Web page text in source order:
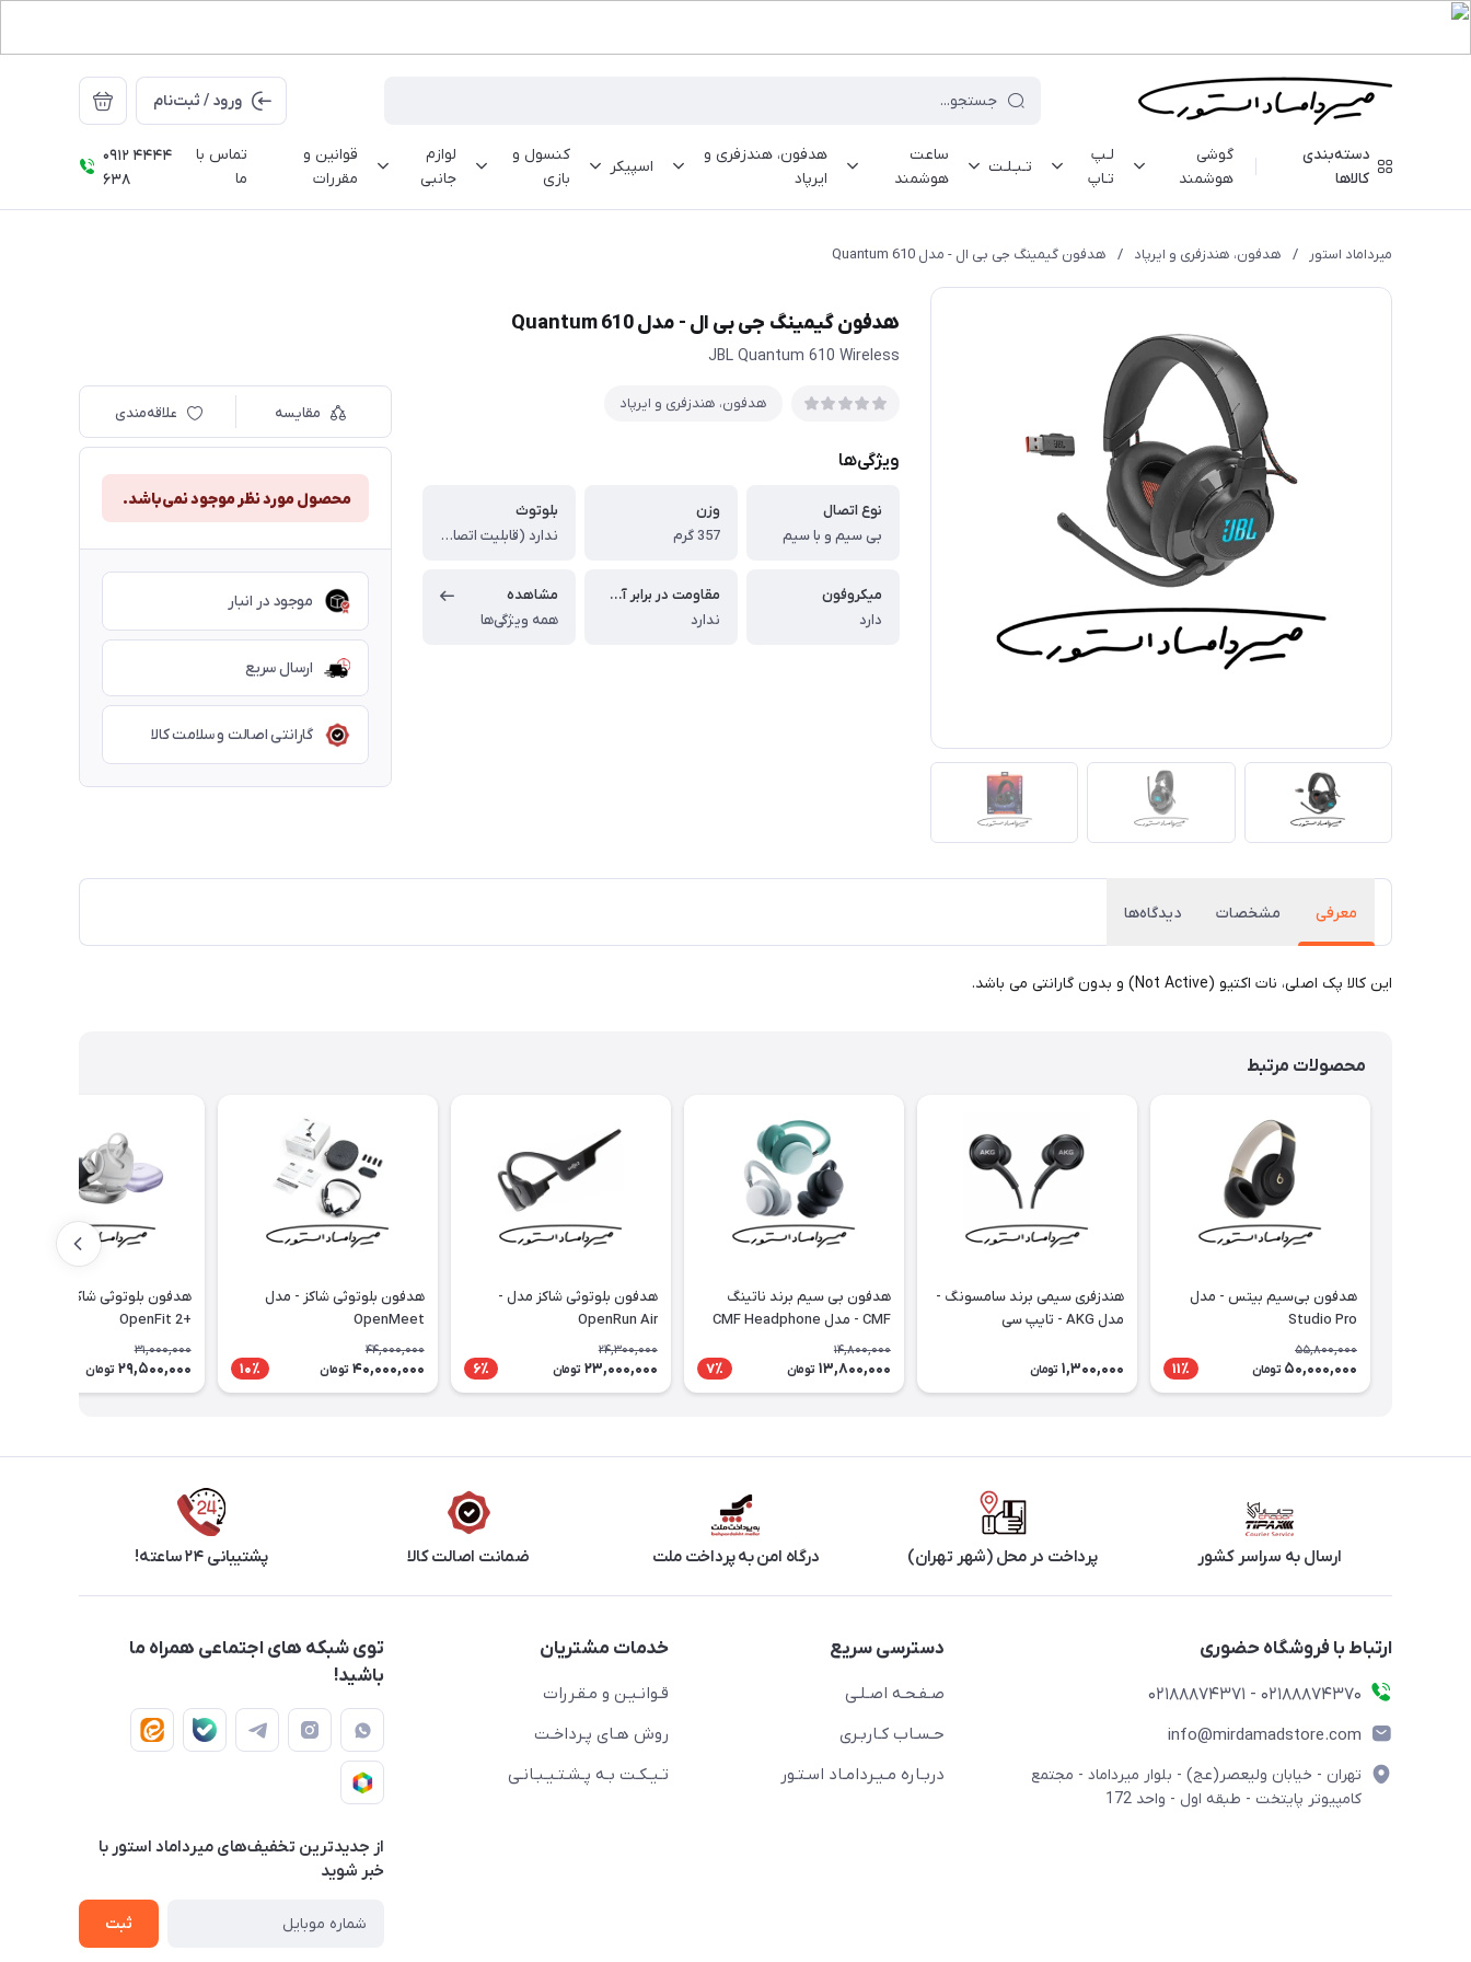
ورود / ثبت‌نام
دسته‌بندی
کالاها
گوشی
هوشمند
لـپ
تـاپ
تـبـلـت
ساعت
هوشمند
هدفون، هندزفری و
ایرپاد
اسپیکر
کنسول و
بازی
لوازم
جانبی
قوانین و
مقررات
تماس با
ما
0912 4444
638
میرداماد استور / هدفون، هندزفری و ایرپاد / هدفون گیمینگ جی بی ال - مدل Quantum 610
هدفون گیمینگ جی بی ال - مدل Quantum 610
JBL Quantum 610 Wireless
هدفون، هندزفری و ایرپاد
ویژگی‌ها
نوع اتصال
بی سیم و با سیم
وزن
357 گرم
بلوتوث
ندارد (قابلیت اتصال با دانگل)
میکروفون
دارد
مقاومت در برابر آب و گرد و غبار
ندارد
مشاهده
همه ویژگی‌ها
مقایسه علاقه‌مندی
محصول مورد نظر موجود نمی‌باشد.
موجود در انبار
ارسال سریع
گارانتی اصالت و سلامت کالا
معرفی مشخصات دیدگاه‌ها
این کالا پک اصلی، نات اکتیو (Not Active) و بدون گارانتی می باشد.
محصولات مرتبط
هدفون بی‌سیم بیتس - مدل
Studio Pro
55,800,000
50,000,000 تومان 11٪
هندزفری سیمی برند سامسونگ -
مدل AKG - تایپ سی
1,300,000 تومان
هدفون بی سیم برند ناتینگ
CMF - مدل CMF Headphone
14,800,000
13,800,000 تومان 7٪
هدفون بلوتوثی شاکز مدل -
OpenRun Air
24,300,000
23,000,000 تومان 6٪
هدفون بلوتوثی شاکز - مدل
OpenMeet
44,000,000
40,000,000 تومان 10٪
هدفون بلوتوثی شاکز - مدل
+OpenFit 2
31,000,000
29,500,000 تومان
ارسال به سراسر کشور پرداخت در محل (شهر تهران) درگاه امن به پرداخت ملت ضمانت اصالت کالا پشتیبانی ۲۴ ساعته!
ارتباط با فروشگاه حضوری
02188874370 - 02188874371
info@mirdamadstore.com
تهران - خیابان ولیعصر(عج) - بلوار میرداماد - مجتمع
کامپیوتر پایتخت - طبقه اول - واحد 172
دسترسی سریع
صـفـحـه اصـلـی
حـسـاب کـاربـری
دربـاره مـیـردامـاد اسـتـور
خدمات مشتریان
قـوانـیـن و مـقـررات
روش هـای پـرداخـت
تـیـکـت بـه پـشـتـیـبـانـی
توی شبکه های اجتماعی همراه ما
باشید!
از جدید‌ترین تخفیف‌های میرداماد استور با‌
خبر شوید
ثبت